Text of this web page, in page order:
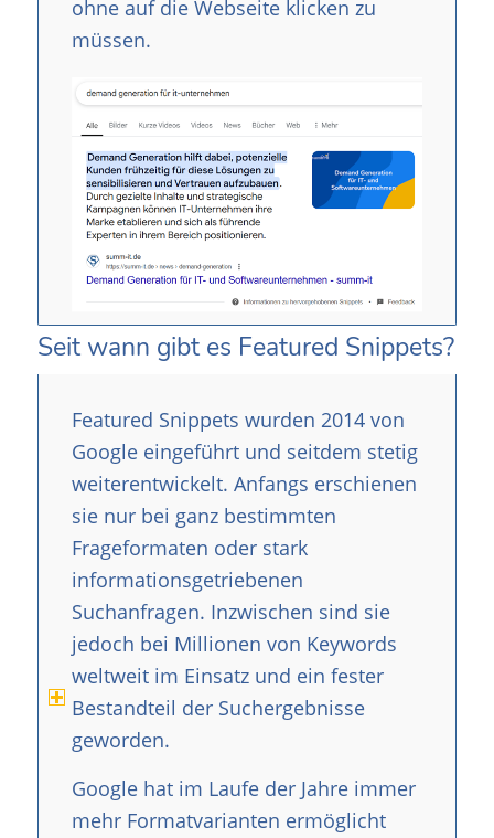
ohne auf die Webseite klicken zu
müssen.
Seit wann gibt es Featured Snippets?
Featured Snippets wurden 2014 von
Google eingeführt und seitdem stetig
weiterentwickelt. Anfangs erschienen
sie nur bei ganz bestimmten
Frageformaten oder stark
informationsgetriebenen
Suchanfragen. Inzwischen sind sie
jedoch bei Millionen von Keywords
weltweit im Einsatz und ein fester
Bestandteil der Suchergebnisse
geworden.
Google hat im Laufe der Jahre immer
mehr Formatvarianten ermöglicht